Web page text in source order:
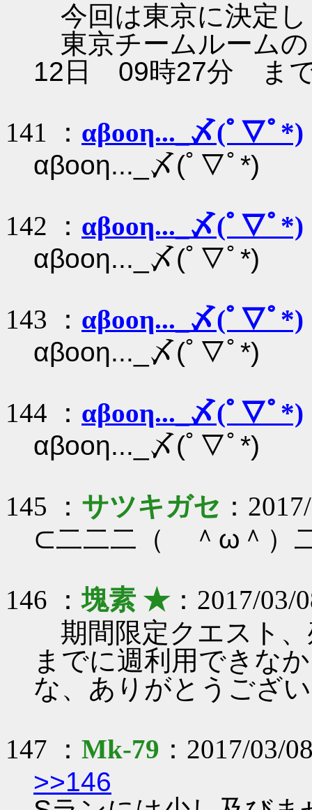
今回は東京に決定
東京チームルーム
12日 09時27分 ま
141 ： αβοοη..._〆(ﾟ▽ﾟ*)
αβοοη..._〆(ﾟ▽ﾟ*)
142 ： αβοοη..._〆(ﾟ▽ﾟ*)
αβοοη..._〆(ﾟ▽ﾟ*)
143 ： αβοοη..._〆(ﾟ▽ﾟ*)
αβοοη..._〆(ﾟ▽ﾟ*)
144 ： αβοοη..._〆(ﾟ▽ﾟ*)
αβοοη..._〆(ﾟ▽ﾟ*)
145 ： サツキガセ ：
⊂二二二（ ＾ω＾）
146 ：塊素 ★：2017/03/
期間限定クエスト
までに週利用できな
な、ありがとうござ
147 ： Mk-79 ：2017/03/
>>146